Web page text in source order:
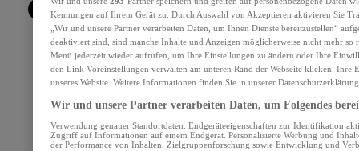
Kennungen auf Ihrem Gerät zu. Durch Auswahl von Akzeptieren aktivieren Sie
„Wir und unsere Partner verarbeiten Daten, um Ihnen Dienste bereitzustellen“
deaktiviert sind, sind manche Inhalte und Anzeigen möglicherweise nicht mehr so
Menü jederzeit wieder aufrufen, um Ihre Einstellungen zu ändern oder Ihre
den Link Voreinstellungen verwalten am unteren Rand der Webseite klicken. Ihre
unseres Website. Weitere Informationen finden Sie in unserer
Wir und unsere Partner verarbeiten Daten, um Folgendes
Verwendung genauer Standortdaten. Endgeräteeigenschaften zur Identifikation
Zugriff auf Informationen auf einem Endgerät. Personalisierte Werbung und
der Performance von Inhalten, Zielgruppenforschung sowie Entwicklung und